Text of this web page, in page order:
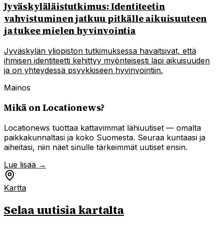
Jyväskyläläistutkimus: Identiteetin
vahvistuminen jatkuu pitkälle aikuisuuteen
ja tukee mielen hyvinvointia
Jyväskylän yliopiston tutkimuksessa havaitsivat, että
ihmisen identiteetti kehittyy myönteisesti läpi aikuisuuden
ja on yhteydessä psyykkiseen hyvinvointiin.
Mainos
Mikä on Locationews?
Locationews tuottaa kattavimmat lähiuutiset — omalta
paikkakunnaltasi ja koko Suomesta. Seuraa kuntaasi ja
aiheitasi, niin näet sinulle tärkeimmät uutiset ensin.
Lue lisää →
Kartta
Selaa uutisia kartalta